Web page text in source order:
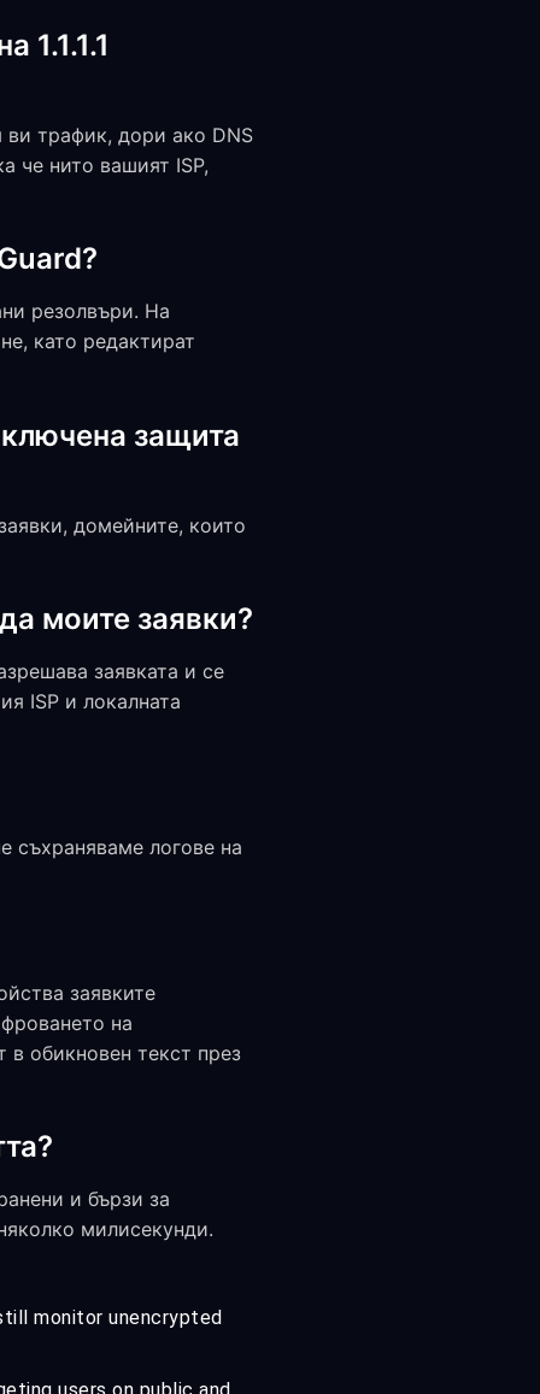
1.1.1.1
трафик, дори ако DNS
че нито вашият ISP,
резолвъри. На
като редактират
защита
домейните, които
моите заявки?
заявката и се
ISP и локалната
съхраняваме логове на
заявките
на
в обикновен текст през
и бързи за
милисекунди.
monitor unencrypted